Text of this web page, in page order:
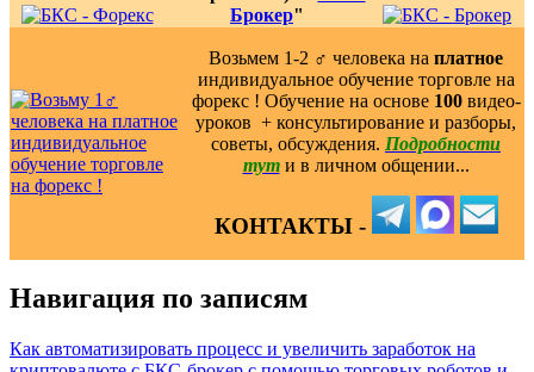
Брокер"
Возьмем 1-2 ‍♂️ человека на платное
индивидуальное обучение торговле на
форекс ! Обучение на основе 100видео-
уроков ️ + консультирование и разборы,
советы, обсуждения. Подробности
тут и в личном общении...
КОНТАКТЫ -
Навигация по записям
Как автоматизировать процесс и увеличить заработок на